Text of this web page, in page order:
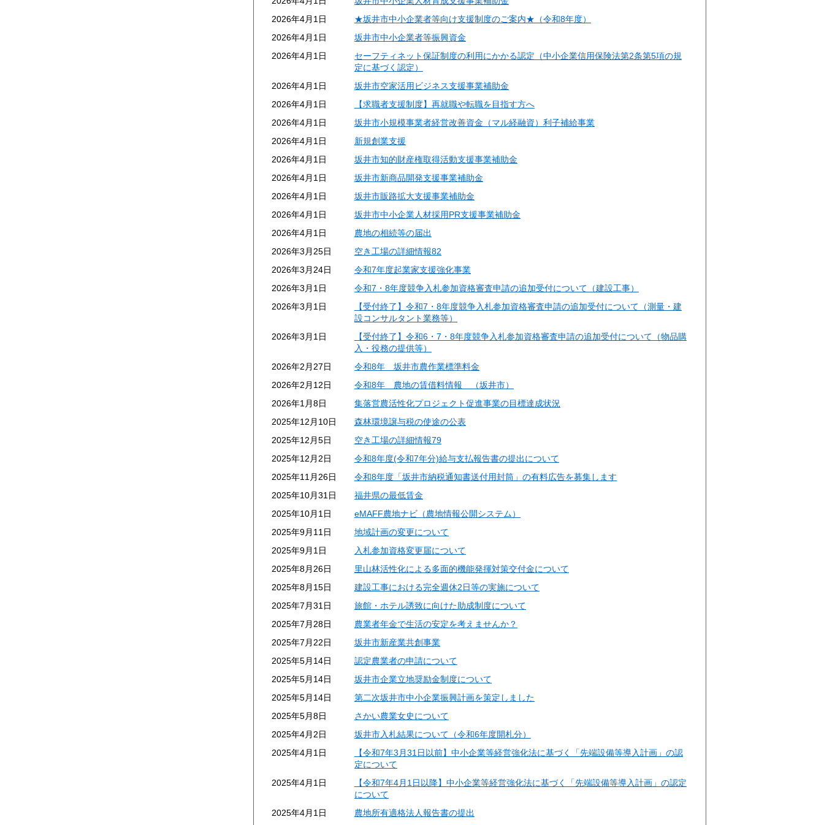
2026年4月1日
★坂井市中小企業者等向け支援制度のご案内★（令和8年度）
2026年4月1日
坂井市中小企業者等振興資金
2026年4月1日
セーフティネット保証制度の利用にかかる認定（中小企業信用保険法第2条第5項の規
定に基づく認定）
2026年4月1日
坂井市空家活用ビジネス支援事業補助金
2026年4月1日
【求職者支援制度】再就職や転職を目指す方へ
2026年4月1日
坂井市小規模事業者経営改善資金（マル経融資）利子補給事業
2026年4月1日
新規創業支援
2026年4月1日
坂井市知的財産権取得活動支援事業補助金
2026年4月1日
坂井市新商品開発支援事業補助金
2026年4月1日
坂井市販路拡大支援事業補助金
2026年4月1日
坂井市中小企業人材採用PR支援事業補助金
2026年4月1日
農地の相続等の届出
2026年3月25日
空き工場の詳細情報82
2026年3月24日
令和7年度起業家支援強化事業
2026年3月1日
令和7・8年度競争入札参加資格審査申請の追加受付について（建設工事）
2026年3月1日
【受付終了】令和7・8年度競争入札参加資格審査申請の追加受付について（測量・建
設コンサルタント業務等）
2026年3月1日
【受付終了】令和6・7・8年度競争入札参加資格審査申請の追加受付について（物品購
入・役務の提供等）
2026年2月27日
令和8年 坂井市農作業標準料金
2026年2月12日
令和8年 農地の賃借料情報 （坂井市）
2026年1月8日
集落営農活性化プロジェクト促進事業の目標達成状況
2025年12月10日
森林環境譲与税の使途の公表
2025年12月5日
空き工場の詳細情報79
2025年12月2日
令和8年度(令和7年分)給与支払報告書の提出について
2025年11月26日
令和8年度「坂井市納税通知書送付用封筒」の有料広告を募集します
2025年10月31日
福井県の最低賃金
2025年10月1日
eMAFF農地ナビ（農地情報公開システム）
2025年9月11日
地域計画の変更について
2025年9月1日
入札参加資格変更届について
2025年8月26日
里山林活性化による多面的機能発揮対策交付金について
2025年8月15日
建設工事における完全週休2日等の実施について
2025年7月31日
旅館・ホテル誘致に向けた助成制度について
2025年7月28日
農業者年金で生活の安定を考えませんか？
2025年7月22日
坂井市新産業共創事業
2025年5月14日
認定農業者の申請について
2025年5月14日
坂井市企業立地奨励金制度について
2025年5月14日
第二次坂井市中小企業振興計画を策定しました
2025年5月8日
さかい農業女史について
2025年4月2日
坂井市入札結果について（令和6年度開札分）
2025年4月1日
【令和7年3月31日以前】中小企業等経営強化法に基づく「先端設備等導入計画」の認
定について
2025年4月1日
【令和7年4月1日以降】中小企業等経営強化法に基づく「先端設備等導入計画」の認定
について
2025年4月1日
農地所有適格法人報告書の提出